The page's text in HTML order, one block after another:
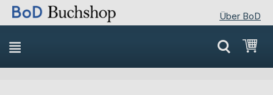
Über BoD
Direkt
zum
Inhalt